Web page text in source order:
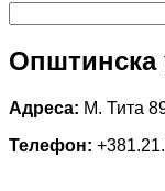
Општинска
Адреса: М. Тита
Телефон: